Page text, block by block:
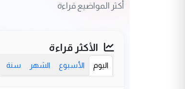
أكثر المواضيع قراءة
الأكثر قراءة
اليوم الأسبوع الشهر سنة